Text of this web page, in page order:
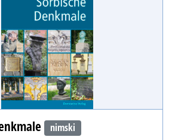
nimski